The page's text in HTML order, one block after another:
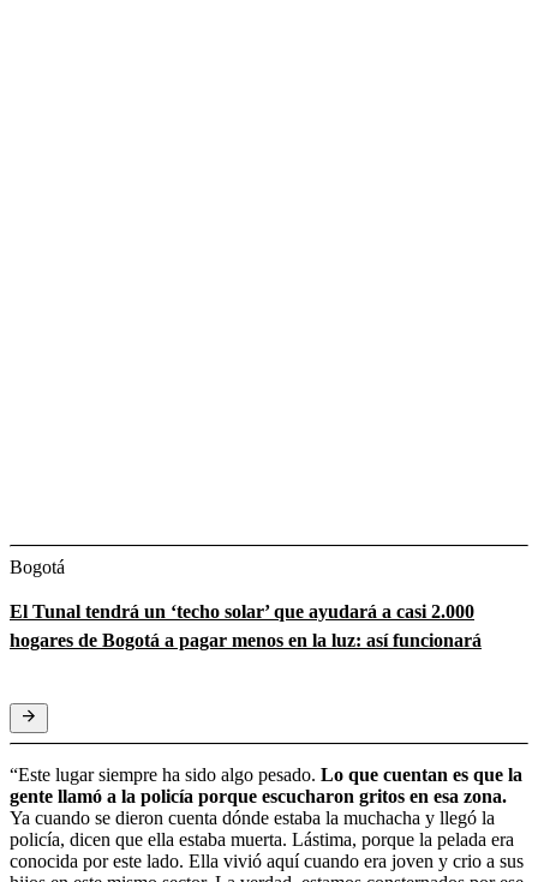
Bogotá
El Tunal tendrá un ‘techo solar’ que ayudará a casi 2.000
hogares de Bogotá a pagar menos en la luz: así funcionará
“Este lugar siempre ha sido algo pesado. Lo que cuentan es que la
gente llamó a la policía porque escucharon gritos en esa zona.
Ya cuando se dieron cuenta dónde estaba la muchacha y llegó la
policía, dicen que ella estaba muerta. Lástima, porque la pelada era
conocida por este lado. Ella vivió aquí cuando era joven y crio a sus